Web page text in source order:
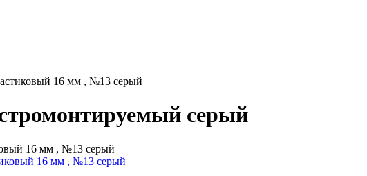
16 мм , №13 серый
серый
16 мм , №13 серый